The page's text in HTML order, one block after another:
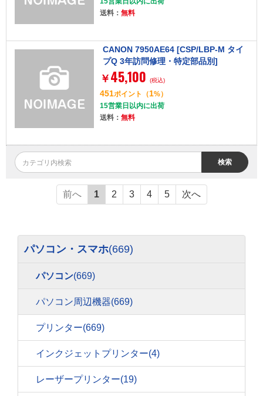
送料： 無料
CANON 7950AE64 [CSP/LBP-M タイ
プQ 3年訪問修理・特定部品別]
￥ 45,100 (税込)
451ポイント （1%）
15営業日以内に出荷
送料： 無料
検索
前へ 1 2 3 4 5 次へ
パソコン・スマホ(669)
パソコン(669)
パソコン周辺機器(669)
プリンター(669)
インクジェットプリンター(4)
レーザープリンター(19)